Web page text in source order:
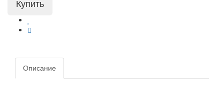
Описание